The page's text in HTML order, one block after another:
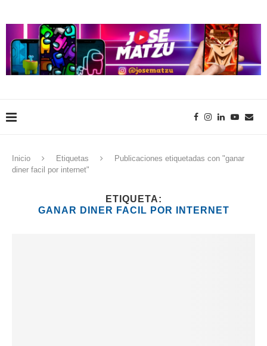
Inicio Etiquetas
Publicaciones etiquetadas con "ganar
diner facil por internet"
ETIQUETA:
GANAR DINER FACIL POR INTERNET